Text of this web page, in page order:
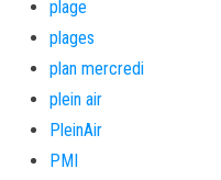
plage
plages
plan mercredi
plein air
PleinAir
PMI